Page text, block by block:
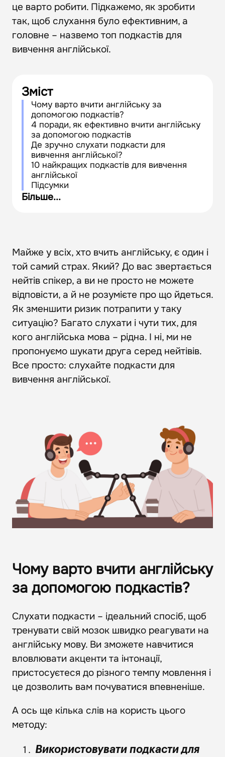
це варто робити. Підкажемо, як зробити
так, щоб слухання було ефективним, а
головне – назвемо топ подкастів для
вивчення англійської.
Зміст
Чому варто вчити англійську за
допомогою подкастів?
4 поради, як ефективно вчити англійську
за допомогою подкастів
Де зручно слухати подкасти для
вивчення англійської?
10 найкращих подкастів для вивчення
англійської
Підсумки
Більше...
Майже у всіх, хто вчить англійську, є один і
той самий страх. Який? До вас звертається
нейтів спікер, а ви не просто не можете
відповісти, а й не розумієте про що йдеться.
Як зменшити ризик потрапити у таку
ситуацію? Багато слухати і чути тих, для
кого англійська мова – рідна. І ні, ми не
пропонуємо шукати друга серед нейтівів.
Все просто: слухайте подкасти для
вивчення англійської.
Чому варто вчити англійську
за допомогою подкастів?
Слухати подкасти – ідеальний спосіб, щоб
тренувати свій мозок швидко реагувати на
англійську мову. Ви зможете навчитися
вловлювати акценти та інтонації,
пристосуєтеся до різного темпу мовлення і
це дозволить вам почуватися впевненіше.
А ось ще кілька слів на користь цього
методу:
Використовувати подкасти для